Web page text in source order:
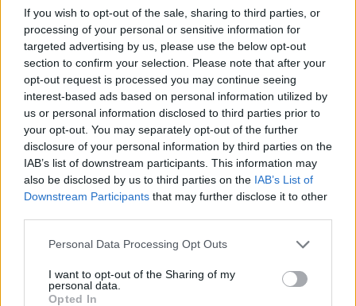
If you wish to opt-out of the sale, sharing to third parties, or
processing of your personal or sensitive information for
targeted advertising by us, please use the below opt-out
section to confirm your selection. Please note that after your
opt-out request is processed you may continue seeing
interest-based ads based on personal information utilized by
us or personal information disclosed to third parties prior to
your opt-out. You may separately opt-out of the further
disclosure of your personal information by third parties on the
IAB’s list of downstream participants. This information may
also be disclosed by us to third parties on the IAB’s List of
Downstream Participants that may further disclose it to other
Personal Data Processing Opt Outs
I want to opt-out of the Sharing of my
personal data.
Opted In
ALTRE NOTIZIE DI LEGNANO